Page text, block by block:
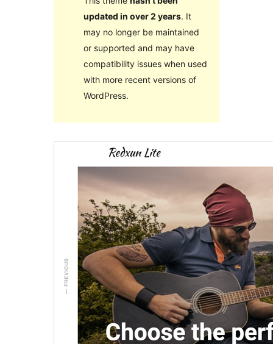
updated in over 2 years. It
may no longer be maintained
or supported and may have
compatibility issues when used
with more recent versions of
WordPress.